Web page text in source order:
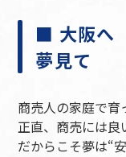
■ 大阪へ
夢見て
商売人の家庭で育
正直、商売には良
だからこそ夢は“